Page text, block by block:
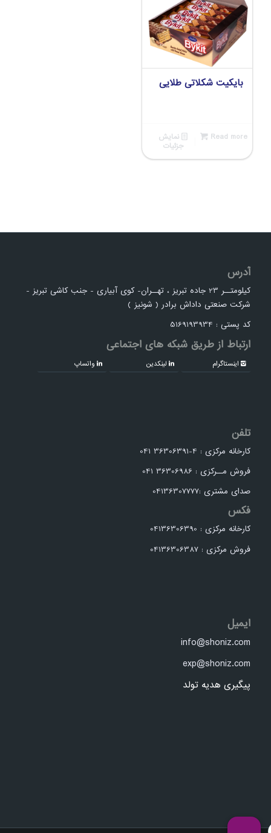
بایکیت شکلاتی طلایی
Read more
نمایش
جزئیات
آدرس
کیلومتــر 23 جاده تبریز ، تهــران- کوی آبیاری - جنب کاشی تبریز -
شرکت صنعتی داداش برادر ( شونیز )
کد پستی : 5169193934
ارتباط از طریق شبکه های اجتماعی
اینستاگرام لینکدین واتساپ
تلفن
کارخانه مرکزی : 4-36306391 041
فروش مــرکزی : 36306986 041
صدای مشتری :04136307777
فکس
کارخانه مرکزی : 04136306390
فروش مرکزی : 04136306387
ایمیل
info@shoniz.com
exp@shoniz.com
پیگیری هدیه تولد